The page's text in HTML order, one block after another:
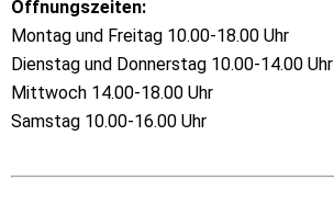
Öffnungszeiten:
Montag und Freitag 10.00-18.00 Uhr
Dienstag und Donnerstag 10.00-14.00 Uhr
Mittwoch 14.00-18.00 Uhr
Samstag 10.00-16.00 Uhr